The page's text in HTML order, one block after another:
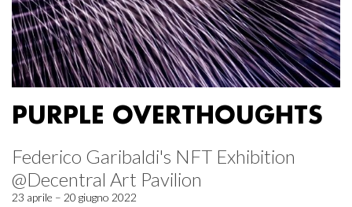
PURPLE OVERTHOUGHTS
Federico Garibaldi's NFT Exhibition
@Decentral Art Pavilion
23 aprile – 20 giugno 2022